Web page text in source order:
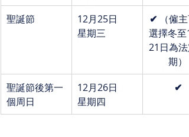
聖誕節
12月25日
星期三
✔
（僱主
選擇冬至
21日為法
期）
聖誕節後第一
個周日
12月26日
星期四
✔